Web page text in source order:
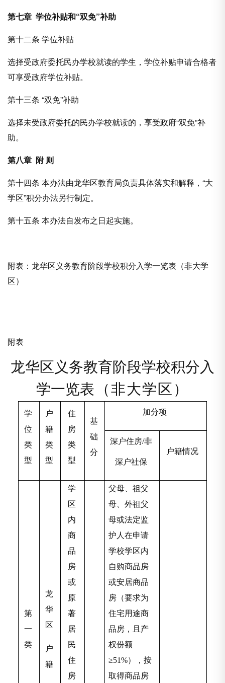
第七章 学位补贴和“双免”补助
第十二条 学位补贴
选择受政府委托民办学校就读的学生，学位补贴申请合格者
可享受政府学位补贴。
第十三条 “双免”补助
选择未受政府委托的民办学校就读的，享受政府“双免”补
助。
第八章 附 则
第十四条 本办法由龙华区教育局负责具体落实和解释，“大
学区”积分办法另行制定。
第十五条 本办法自发布之日起实施。
附表：龙华区义务教育阶段学校积分入学一览表（非大学
区）
附表
龙华区义务教育阶段学校积分入
学一览表（非大学区）
学
位
类
型
户
籍
类
型
住
房
类
型
基
础
分
加分项
深户住房/非
深户社保
户籍情况
第
一
类
龙
华
区
户
籍
学
区
内
商
品
房
或
原
著
居
民
住
房
父母、祖父
母、外祖父
母或法定监
护人在申请
学校学区内
自购商品房
或安居商品
房（要求为
住宅用途商
品房，且产
权份额
≥51%），按
取得商品房